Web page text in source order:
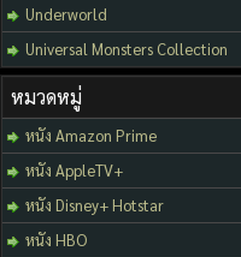
Underworld
Universal Monsters Collection
หมวดหมู่
หนัง Amazon Prime
หนัง AppleTV+
หนัง Disney+ Hotstar
หนัง HBO